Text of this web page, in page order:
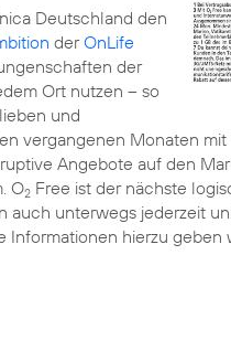
Deutschland den
derOnLife
der
Ort nutzen – so
und
vergangenen Monaten mit
Angebote auf den
O2 Free ist der nächste
auch unterwegs jederzeit
Informationen hierzu geben